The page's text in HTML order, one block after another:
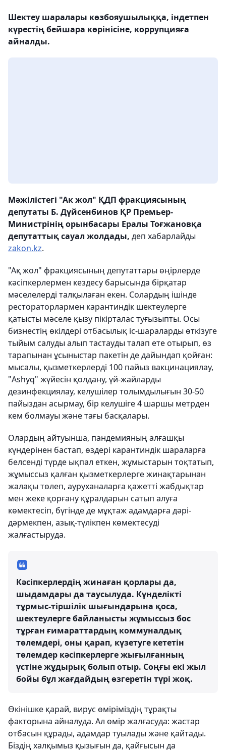
Шектеу шаралары көзбояушылыққа, індетпен
күрестің бейшара көрінісіне, коррупцияға
айналды.
Мәжілістегі "Ак жол" ҚДП фракциясының
депутаты Б. Дүйсенбинов ҚР Премьер-
Министрінің орынбасары Ералы Тоғжановқа
депутаттық сауал жолдады, деп хабарлайды
zakon.kz.
"Ақ жол" фракциясының депутаттары өңірлерде
кәсіпкерлермен кездесу барысында бірқатар
мәселелерді талқылаған екен. Солардың ішінде
рестораторлармен карантиндік шектеулерге
қатысты мәселе қызу пікірталас туғызыпты. Осы
бизнестің өкілдері отбасылық іс-шараларды өткізуге
тыйым салуды алып тастауды талап ете отырып, өз
тарапынан ұсыныстар пакетін де дайындап қойған:
мысалы, қызметкерлерді 100 пайыз вакцинациялау,
"Ashyq" жүйесін қолдану, үй-жайларды
дезинфекциялау, келушілер толымдылығын 30-50
пайыздан асырмау, бір келушіге 4 шаршы метрден
кем болмауы және тағы басқалары.
Олардың айтуынша, пандемияның алғашқы
күндерінен бастап, өздері карантиндік шараларға
белсенді түрде ықпал еткен, жұмыстарын тоқтатып,
жұмыссыз қалған қызметкерлерге жинақтарынан
жалақы төлеп, ауруханаларға қажетті жабдықтар
мен жеке қорғану құралдарын сатып алуға
көмектесіп, бүгінде де мұқтаж адамдарға дәрі-
дәрмекпен, азық-түлікпен көмектесуді
жалғастыруда.
Кәсіпкерлердің жинаған қорлары да,
шыдамдары да таусылуда. Күнделікті
тұрмыс-тіршілік шығындарына қоса,
шектеулерге байланысты жұмыссыз бос
тұрған ғимараттардың коммуналдық
төлемдері, оны қарап, күзетуге кететін
төлемдер кәсіпкерлерге жығылғанның
үстіне жұдырық болып отыр. Соңғы екі жыл
бойы бұл жағдайдың өзгеретін түрі жоқ.
Өкінішке қарай, вирус өміріміздің тұрақты
факторына айналуда. Ал өмір жалғасуда: жастар
отбасын құрады, адамдар туылады және қайтады.
Біздің халқымыз қызығын да, қайғысын да